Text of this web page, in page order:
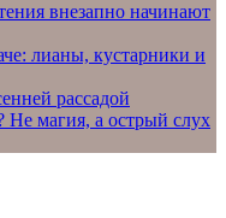
внезапно начинают
лианы, кустарники и
рассадой
Не магия, а острый слух